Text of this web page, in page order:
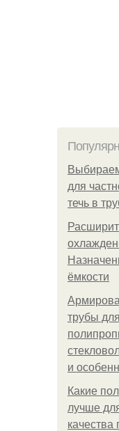
для
течь в
ёмкости
трубы
и
Какие
лучше